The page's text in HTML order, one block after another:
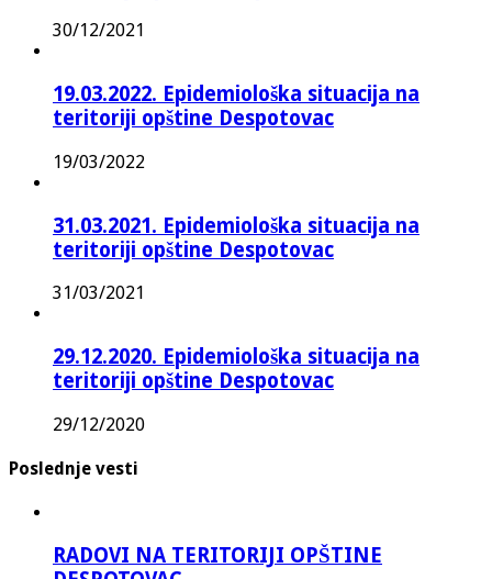
30/12/2021
19.03.2022. Epidemiološka situacija na
teritoriji opštine Despotovac
19/03/2022
31.03.2021. Epidemiološka situacija na
teritoriji opštine Despotovac
31/03/2021
29.12.2020. Epidemiološka situacija na
teritoriji opštine Despotovac
29/12/2020
Poslednje vesti
RADOVI NA TERITORIJI OPŠTINE